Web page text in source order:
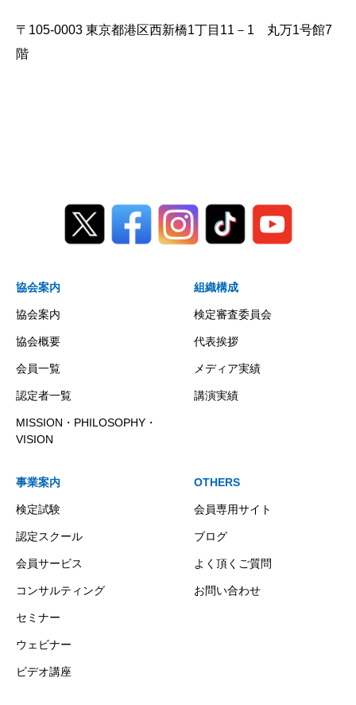
〒105-0003 東京都港区西新橋1丁目11－1 丸万1号館7
階
協会案内
協会案内
協会概要
会員一覧
認定者一覧
MISSION・PHILOSOPHY・
VISION
組織構成
検定審査委員会
代表挨拶
メディア実績
講演実績
事業案内
検定試験
認定スクール
会員サービス
コンサルティング
セミナー
ウェビナー
ビデオ講座
OTHERS
会員専用サイト
ブログ
よく頂くご質問
お問い合わせ